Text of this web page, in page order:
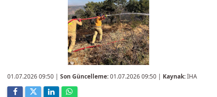
01.07.2026 09:50 | Son Güncelleme:01.07.2026 09:50 | Kaynak:İHA